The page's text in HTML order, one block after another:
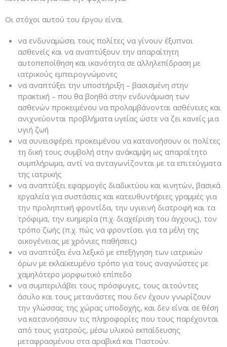
Οι στόχοι αυτού του έργου είναι
να ενδυναμώσει τους πολίτες να γίνουν έξυπνοι
ασθενείς και να αναπτύξουν την απαραίτητη
αυτοπεποίθηση και ικανότητα σε αλληλεπίδραση με
ιατρικούς εμπειρογνώμονες
να αναπτύξει την υποστήριξη – βασισμένη στην
πρακτική – που θα βοηθά στην ενδυνάμωση των
ασθενών προκειμένου να προλαμβάνονται ασθένειες και
ανιχνεύονται προβλήματα υγείας ώστε να ζει κανείς μια
υγιή ζωή
να συνεισφέρει προκειμένου να κατανοήσουν οι πολίτες
τη δική τους συμβολή στην ανάκαμψη ως απαραίτητο
συμπλήρωμα, αντί να ανταγωνίζονται με τα επιτεύγματα
της ιατρικής
να αναπτύξει εφαρμογές διαδικτύου και κινητών, βασικά
εργαλεία για συστάσεις και κατευθυντήριες γραμμές για
την προληπτική φροντίδα, την υγιεινή διατροφή και τα
τρόφιμα, την ευημερία (π.χ. διαχείριση του άγχους), τον
τρόπο ζωής (π.χ. πώς να φροντίσει για τα μέλη της
οικογένειας με χρόνιες παθήσεις)
να αναπτύξει ένα λεξικό με επεξήγηση των ιατρικών
όρων με εκλαϊκευμένο τρόπο για τους αναγνώστες με
χαμηλότερο μορφωτικό επίπεδο
να συμπεριλάβει τους πρόσφυγες, τους αιτούντες
άσυλο και τους μετανάστες που δεν έχουν γνωρίζουν
την γλώσσας της χώρας υποδοχής, και δεν είναι σε θέση
να κατανοήσουν τις πληροφορίες που τους παρέχονται
από τους γιατρούς, μέσω υλικού εκπαίδευσης
μεταφρασμένου στα αραβικά και Παστούν.